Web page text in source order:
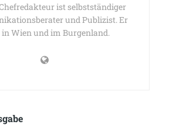
ist selbstständiger
und Publizist. Er
in Wien und im Burgenland.